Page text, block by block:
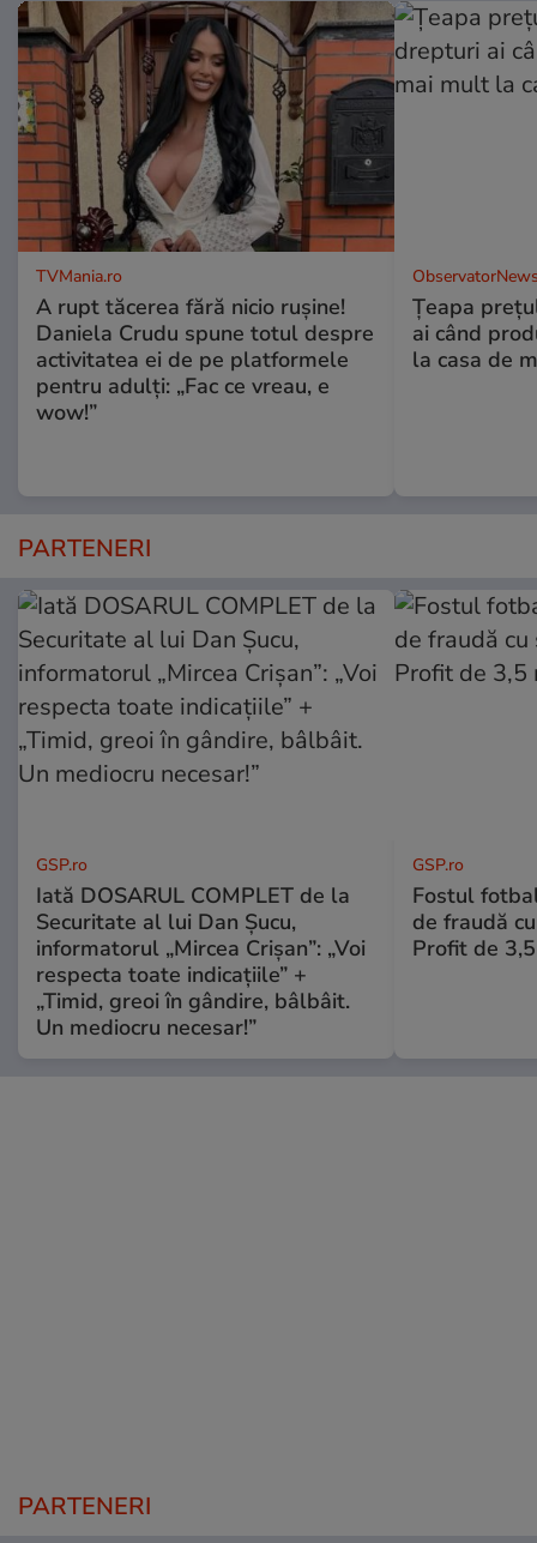
TVMania.ro
A rupt tăcerea fără nicio rușine!
Daniela Crudu spune totul despre
activitatea ei de pe platformele
pentru adulți: „Fac ce vreau, e
wow!”
Țeapa
ai când
la casa de
PARTENERI
GSP.ro
Iată DOSARUL COMPLET de la
Securitate al lui Dan Șucu,
informatorul „Mircea Crișan”: „Voi
respecta toate indicațiile” +
„Timid, greoi în gândire, bâlbâit.
Un mediocru necesar!”
GSP.ro
Fostul
de fraudă
Profit de
PARTENERI